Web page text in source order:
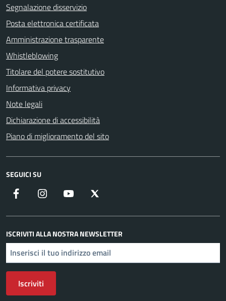
Segnalazione disservizio
Posta elettronica certificata
Amministrazione trasparente
Whistleblowing
Titolare del potere sostitutivo
Informativa privacy
Note legali
Dichiarazione di accessibilità
Piano di miglioramento del sito
SEGUICI SU
Facebook Instagram YouTube
ISCRIVITI ALLA NOSTRA NEWSLETTER